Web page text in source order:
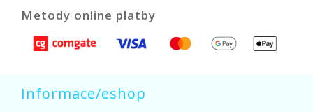
Metody online platby
Informace/eshop